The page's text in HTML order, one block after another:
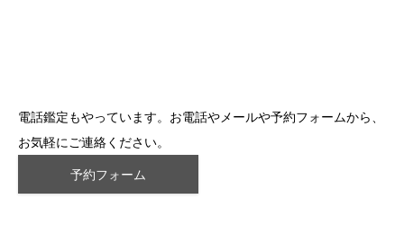
電話鑑定もやっています。お電話やメールや予約フォームから、
お気軽にご連絡ください。
予約フォーム